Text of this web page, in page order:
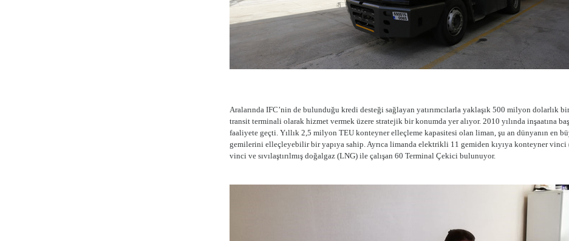
Aralarında IFC’nin de bulunduğu kredi desteği sağlayan yatırımcılarla yaklaşık 500 milyon dolarlık
transit terminali olarak hizmet vermek üzere stratejik bir konumda yer alıyor. 2010 yılında inşaatına
faaliyete geçti. Yıllık 2,5 milyon TEU konteyner elleçleme kapasitesi olan liman, şu an dünyanın en
gemilerini elleçleyebilir bir yapıya sahip. Ayrıca limanda elektrikli 11 gemiden kıyıya konteyner
vinci ve sıvılaştırılmış doğalgaz (LNG) ile çalışan 60 Terminal Çekici bulunuyor.